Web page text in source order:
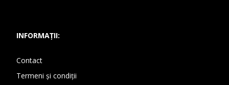
INFORMAȚII:
Contact
Termeni și condiții